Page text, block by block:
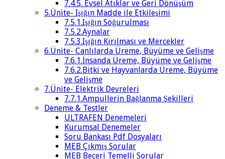
7.4.5. Evsel Atıklar ve Geri Dönüşüm
5.Ünite- Işığın Madde ile Etkileşimi
7.5.1.Işığın Soğurulması
7.5.2.Aynalar
7.5.3.Işığın Kırılması ve Mercekler
6.Ünite- Canlılarda Üreme, Büyüme ve Gelişme
7.6.1.İnsanda Üreme, Büyüme ve Gelişme
7.6.2.Bitki ve Hayvanlarda Üreme, Büyüme
ve Gelişme
7.Ünite- Elektrik Devreleri
7.7.1.Ampullerin Bağlanma Şekilleri
Deneme & Testler
ULTRAFEN Denemeleri
Kurumsal Denemeler
Soru Bankası Pdf Dosyaları
MEB Çıkmış Sorular
MEB Beceri Temelli Sorular